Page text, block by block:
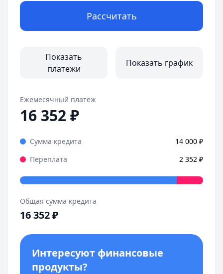
Рассчитать
Показать
платежи
Показать график
Ежемесячный платеж
16 352₽
Сумма кредита 14 000 ₽
Переплата
2 352 ₽
Общая сумма кредита
16 352₽
Интересуют финансовые
продукты?